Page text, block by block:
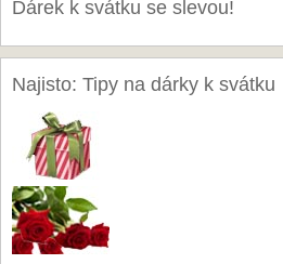
Dárek k svátku se slevou!
Najisto: Tipy na dárky k svátku